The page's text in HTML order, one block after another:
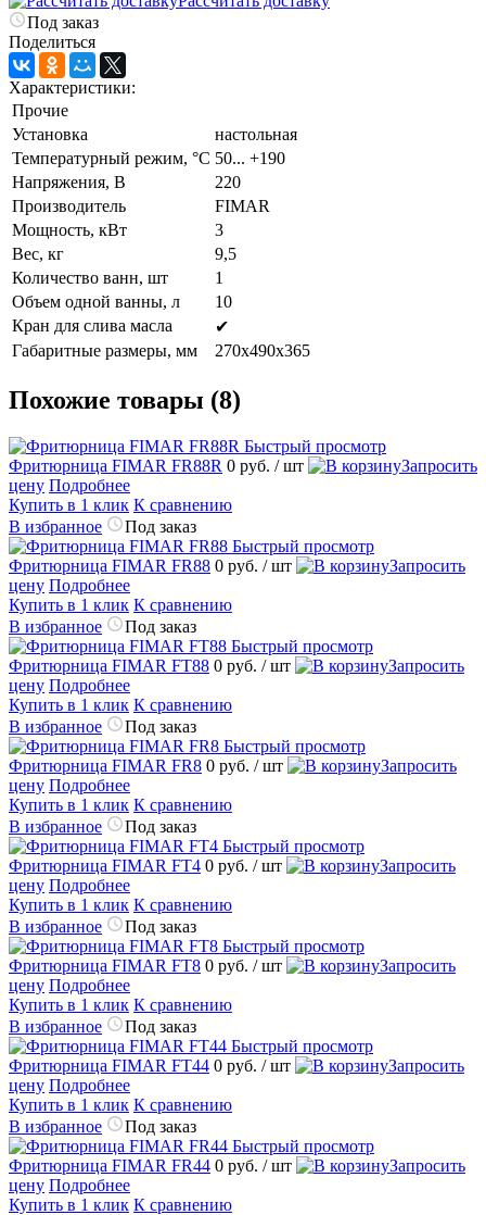
Под заказ
Поделиться
Характеристики:
Прочие
Установка
настольная
Температурный режим, °C 50... +190
Напряжения, В
220
Производитель
FIMAR
Мощность, кВт
3
Вес, кг
9,5
Количество ванн, шт
1
Объем одной ванны, л
10
Кран для слива масла
✔
Габаритные размеры, мм
270х490х365
Похожие товары (8)
Быстрый просмотр
Фритюрница FIMAR FR88R 0 руб. / шт
Запросить
цену Подробнее
Купить в 1 клик К сравнению
В избранное
Под заказ
Быстрый просмотр
Фритюрница FIMAR FR88 0 руб. / шт
Запросить
цену Подробнее
Купить в 1 клик К сравнению
В избранное
Под заказ
Быстрый просмотр
Фритюрница FIMAR FT88 0 руб. / шт
Запросить
цену Подробнее
Купить в 1 клик К сравнению
В избранное
Под заказ
Быстрый просмотр
Фритюрница FIMAR FR8 0 руб. / шт
Запросить
цену Подробнее
Купить в 1 клик К сравнению
В избранное
Под заказ
Быстрый просмотр
Фритюрница FIMAR FT4 0 руб. / шт
Запросить
цену Подробнее
Купить в 1 клик К сравнению
В избранное
Под заказ
Быстрый просмотр
Фритюрница FIMAR FT8 0 руб. / шт
Запросить
цену Подробнее
Купить в 1 клик К сравнению
В избранное
Под заказ
Быстрый просмотр
Фритюрница FIMAR FT44 0 руб. / шт
Запросить
цену Подробнее
Купить в 1 клик К сравнению
В избранное
Под заказ
Быстрый просмотр
Фритюрница FIMAR FR44 0 руб. / шт
Запросить
цену Подробнее
Купить в 1 клик К сравнению